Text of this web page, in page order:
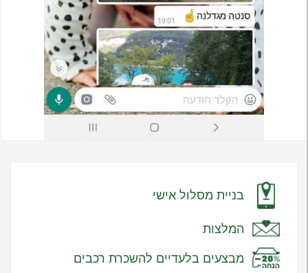
בניית מסלול אישי
המלצות
מבצעים בלעדיים להשכרת רכבים